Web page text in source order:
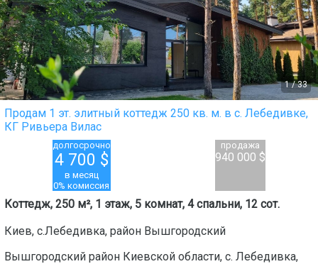
1/33
Продам 1 эт. элитный коттедж 250 кв. м. в с. Лебедивке,
КГ Ривьера Вилас
долгосрочно
4 700 $
в месяц
0% комиссия
продажа
940 000 $
Коттедж, 250 м², 1 этаж, 5 комнат, 4 спальни, 12 сот.
Киев, с.Лебедивка, район Вышгородский
Вышгородский район Киевской области, с. Лебедивка,